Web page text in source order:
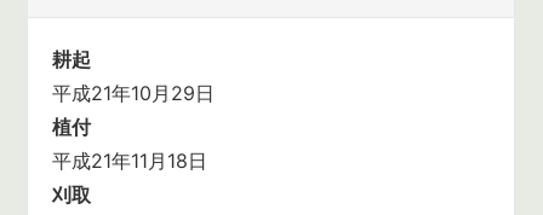
耕起
平成21年10月29日
植付
平成21年11月18日
刈取